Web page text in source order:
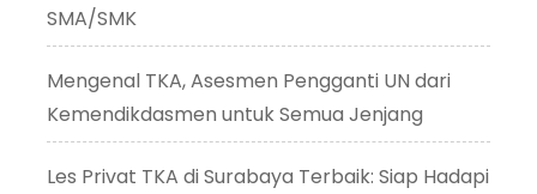
SMA/SMK
Mengenal TKA, Asesmen Pengganti UN dari
Kemendikdasmen untuk Semua Jenjang
Les Privat TKA di Surabaya Terbaik: Siap Hadapi